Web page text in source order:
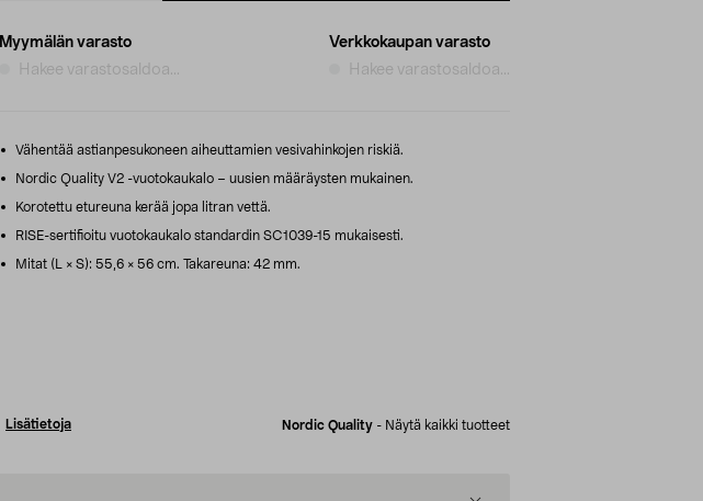
Myymälän varasto
Hakee varastosaldoa...
Verkkokaupan varasto
Hakee varastosaldoa...
Vähentää astianpesukoneen aiheuttamien vesivahinkojen riskiä.
Nordic Quality V2 -vuotokaukalo – uusien määräysten mukainen.
Korotettu etureuna kerää jopa litran vettä.
RISE-sertifioitu vuotokaukalo standardin SC1039-15 mukaisesti.
Mitat (L × S): 55,6 × 56 cm. Takareuna: 42 mm.
Lisätietoja Nordic Quality - Näytä kaikki tuotteet